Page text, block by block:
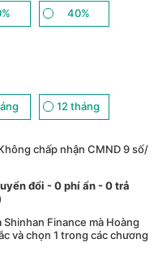
40%
12 tháng
chấp nhận CMND 9 số/
đổi - 0 phí ẩn - 0 trả
Finance mà Hoàng
và chọn 1 trong các chương